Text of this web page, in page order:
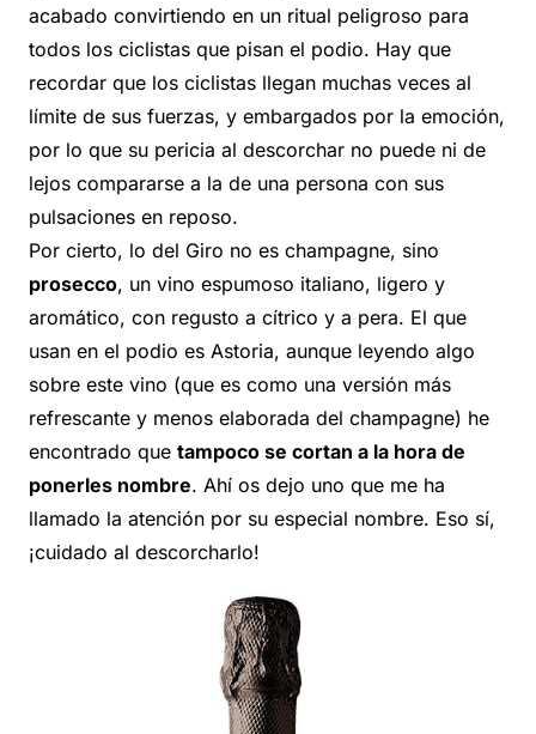
acabado convirtiendo en un ritual peligroso para
todos los ciclistas que pisan el podio. Hay que
recordar que los ciclistas llegan muchas veces al
límite de sus fuerzas, y embargados por la emoción,
por lo que su pericia al descorchar no puede ni de
lejos compararse a la de una persona con sus
pulsaciones en reposo.
Por cierto, lo del Giro no es champagne, sino
prosecco, un vino espumoso italiano, ligero y
aromático, con regusto a cítrico y a pera. El que
usan en el podio es Astoria, aunque leyendo algo
sobre este vino (que es como una versión más
refrescante y menos elaborada del champagne) he
encontrado que tampoco se cortan a la hora de
ponerles nombre. Ahí os dejo uno que me ha
llamado la atención por su especial nombre. Eso sí,
¡cuidado al descorcharlo!